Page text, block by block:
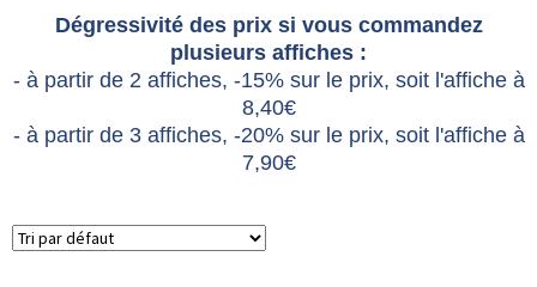
Dégressivité des prix si vous commandez
plusieurs affiches :
- à partir de 2 affiches, -15% sur le prix, soit l'affiche à
8,40€
- à partir de 3 affiches, -20% sur le prix, soit l'affiche à
7,90€